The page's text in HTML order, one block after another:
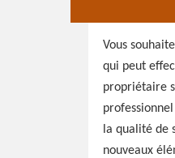
Vous
qui peut
propriétaire
la qualité de
nouveaux